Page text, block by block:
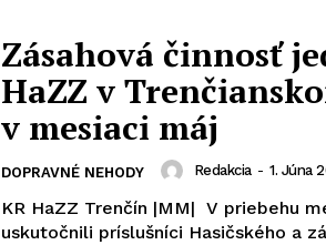
Zásahová činnosť
HaZZ v
v mesiaci máj
DOPRAVNÉ NEHODY Redakcia - 1. Júna
KR HaZZ Trenčín |MM| V priebehu
uskutočnili príslušníci Hasičského a